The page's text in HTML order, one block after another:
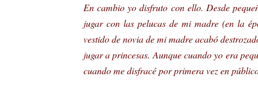
En cambio yo disfruto con ello. Desde
jugar con las pelucas de mi madre (en la
vestido de novia de mi madre acabó
jugar a princesas. Aunque cuando yo era
cuando me disfracé por primera vez en